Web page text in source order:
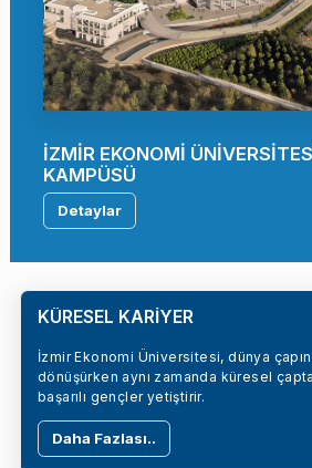
İZMİR EKONOMİ
KAMPÜSÜ
Detaylar
KÜRESEL KARİYER
İzmir Ekonomi Üniversitesi, dünya
dönüşürken aynı zamanda küresel
başarılı gençler yetiştirir.
Daha Fazlası..